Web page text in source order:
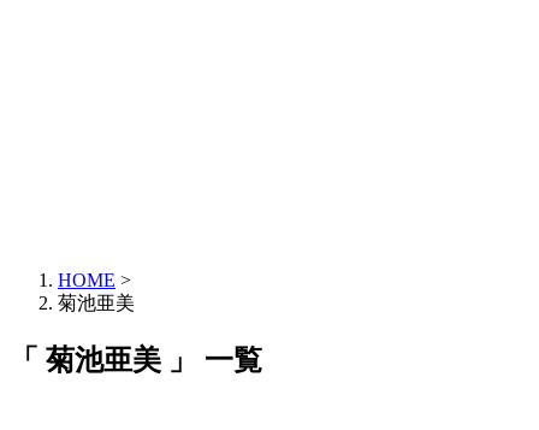
HOME >
菊池亜美
「 菊池亜美 」 一覧